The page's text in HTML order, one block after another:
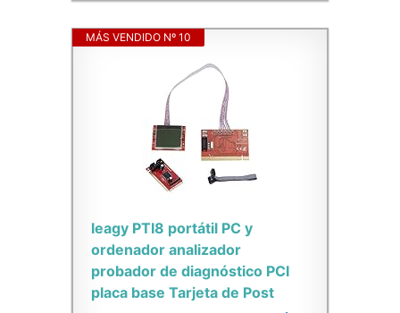
MÁS VENDIDO Nº 10
leagy PTI8 portátil PC y
ordenador analizador
probador de diagnóstico PCI
placa base Tarjeta de Post